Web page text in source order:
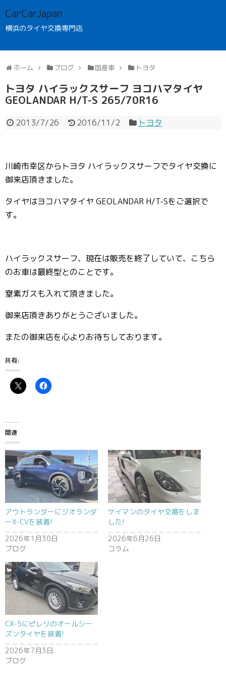
CarCarJapan
横浜のタイヤ交換専門店
ホーム ブログ 国産車 トヨタ
トヨタ ハイラックスサーフ ヨコハマタイヤ
GEOLANDAR H/T-S 265/70R16
2013/7/26 2016/11/2 トヨタ
川崎市幸区からトヨタ ハイラックスサーフでタイヤ交換に
御来店頂きました。
タイヤはヨコハマタイヤ GEOLANDAR H/T-Sをご選択で
す。
ハイラックスサーフ、現在は販売を終了していて、こちら
のお車は最終型とのことです。
窒素ガスも入れて頂きました。
御来店頂きありがとうございました。
またの御来店を心よりお待ちしております。
共有:
関連
アウトランダーにジオランダ
ーX-CVを装着!
2026年1月30日
ブログ
ケイマンのタイヤ交換をしま
した!
2026年6月26日
コラム
CX-5にピレリのオールシー
ズンタイヤを装着!
2026年7月3日
ブログ